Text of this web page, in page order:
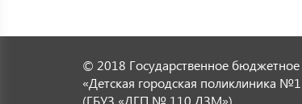
© 2018 Государственное
«Детская городская поликлиника